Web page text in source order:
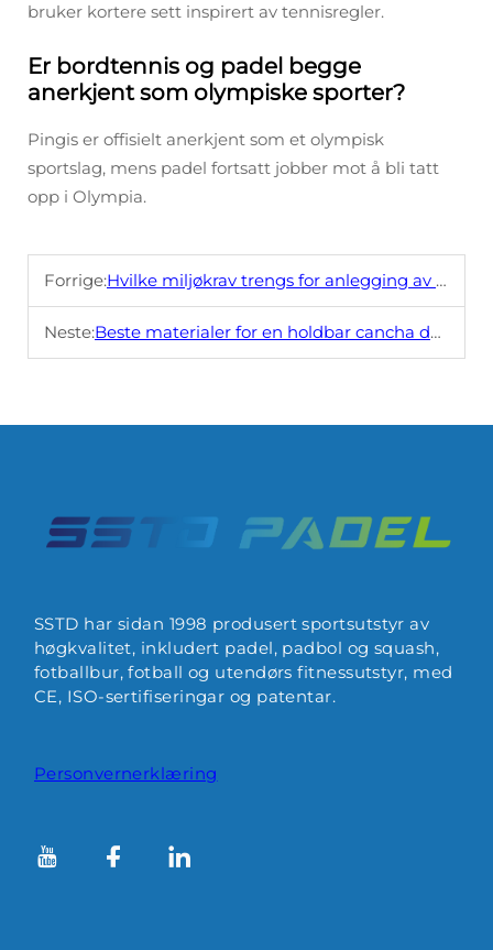
bruker kortere sett inspirert av tennisregler.
Er bordtennis og padel begge
anerkjent som olympiske sporter?
Pingis er offisielt anerkjent som et olympisk
sportslag, mens padel fortsatt jobber mot å bli tatt
opp i Olympia.
Forrige:Hvilke miljøkrav trengs for anlegging av padeltennisbaner?
Neste:Beste materialer for en holdbar cancha de padel
SSTD har sidan 1998 produsert sportsutstyr av
høgkvalitet, inkludert padel, padbol og squash,
fotballbur, fotball og utendørs fitnessutstyr, med
CE, ISO-sertifiseringar og patentar.
Personvernerklæring